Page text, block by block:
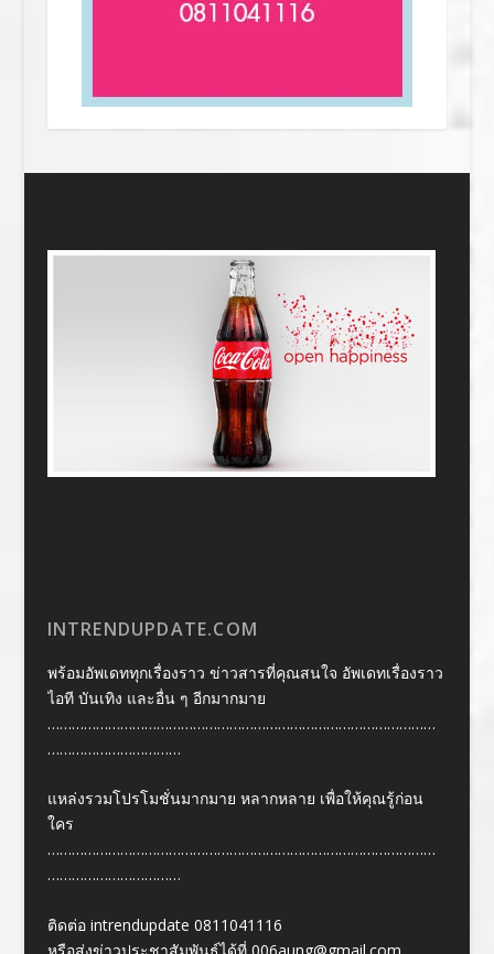
INTRENDUPDATE.COM
พร้อมอัพเดททุกเรื่องราว ข่าวสารที่คุณสนใจ อัพเดทเรื่องราว
ไอที บันเทิง และอื่น ๆ อีกมากมาย
……………………………………………………………………………………
……………………………
แหล่งรวมโปรโมชั่นมากมาย หลากหลาย เพื่อให้คุณรู้ก่อน
ใคร
……………………………………………………………………………………
……………………………
ติดต่อ intrendupdate 0811041116
หรือส่งข่าวประชาสัมพันธ์ได้ที่ 006aung@gmail.com